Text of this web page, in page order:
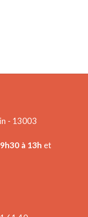
- 13003
9h30 à 13h et